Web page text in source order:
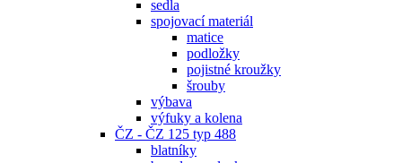
sedla
spojovací materiál
matice
podložky
pojistné kroužky
šrouby
výbava
výfuky a kolena
ČZ - ČZ 125 typ 488
blatníky